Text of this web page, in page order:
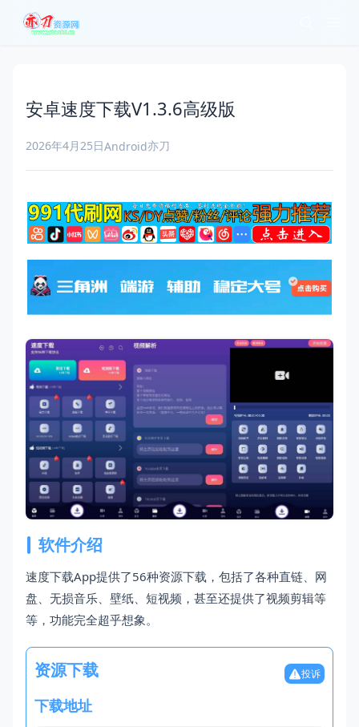
安卓速度下载V1.3.6高级版
2026年4月25日Android亦刀
软件介绍
速度下载App提供了56种资源下载，包括了各种直链、网
盘、无损音乐、壁纸、短视频，甚至还提供了视频剪辑等
等，功能完全超乎想象。
资源下载 投诉
下载地址